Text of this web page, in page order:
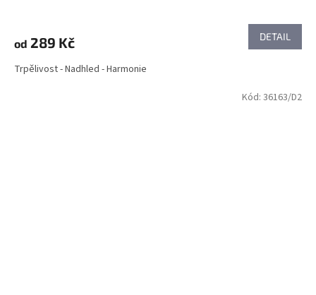
od 289 Kč DETAIL
Trpělivost - Nadhled - Harmonie
Kód: 36163/D2